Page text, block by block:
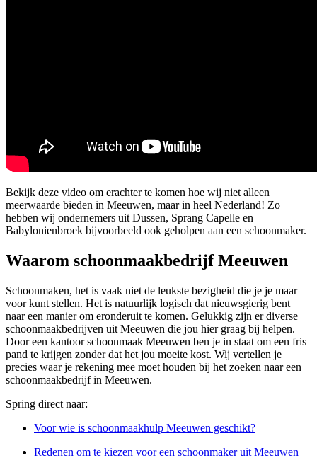
Bekijk deze video om erachter te komen hoe wij niet alleen
meerwaarde bieden in Meeuwen, maar in heel Nederland! Zo
hebben wij ondernemers uit Dussen, Sprang Capelle en
Babylonienbroek bijvoorbeeld ook geholpen aan een schoonmaker.
Waarom schoonmaakbedrijf Meeuwen
Schoonmaken, het is vaak niet de leukste bezigheid die je je maar
voor kunt stellen. Het is natuurlijk logisch dat nieuwsgierig bent
naar een manier om eronderuit te komen. Gelukkig zijn er diverse
schoonmaakbedrijven uit Meeuwen die jou hier graag bij helpen.
Door een kantoor schoonmaak Meeuwen ben je in staat om een fris
pand te krijgen zonder dat het jou moeite kost. Wij vertellen je
precies waar je rekening mee moet houden bij het zoeken naar een
schoonmaakbedrijf in Meeuwen.
Spring direct naar:
Voor wie is schoonmaakhulp Meeuwen geschikt?
Redenen om te kiezen voor een schoonmaker uit Meeuwen